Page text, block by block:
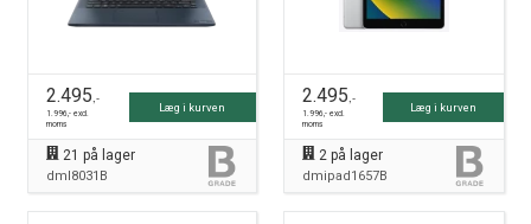
2.495,-
1.996,- excl.
moms
Læg i kurven
21 på lager
dml8031B
2.495,-
1.996,- excl.
moms
Læg i kurven
2 på lager
dmipad1657B